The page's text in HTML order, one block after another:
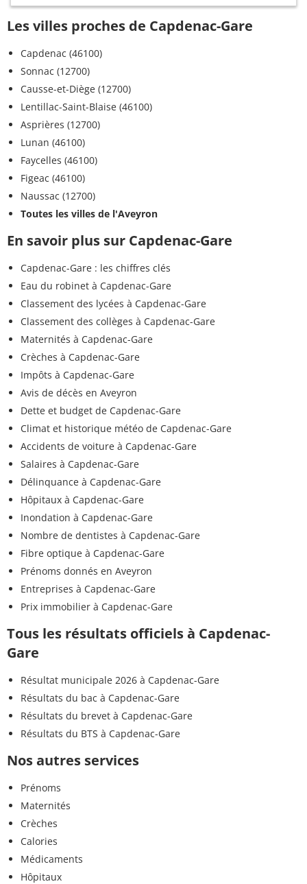
Les villes proches de Capdenac-Gare
Capdenac (46100)
Sonnac (12700)
Causse-et-Diège (12700)
Lentillac-Saint-Blaise (46100)
Asprières (12700)
Lunan (46100)
Faycelles (46100)
Figeac (46100)
Naussac (12700)
Toutes les villes de l'Aveyron
En savoir plus sur Capdenac-Gare
Capdenac-Gare : les chiffres clés
Eau du robinet à Capdenac-Gare
Classement des lycées à Capdenac-Gare
Classement des collèges à Capdenac-Gare
Maternités à Capdenac-Gare
Crèches à Capdenac-Gare
Impôts à Capdenac-Gare
Avis de décès en Aveyron
Dette et budget de Capdenac-Gare
Climat et historique météo de Capdenac-Gare
Accidents de voiture à Capdenac-Gare
Salaires à Capdenac-Gare
Délinquance à Capdenac-Gare
Hôpitaux à Capdenac-Gare
Inondation à Capdenac-Gare
Nombre de dentistes à Capdenac-Gare
Fibre optique à Capdenac-Gare
Prénoms donnés en Aveyron
Entreprises à Capdenac-Gare
Prix immobilier à Capdenac-Gare
Tous les résultats officiels à Capdenac-
Gare
Résultat municipale 2026 à Capdenac-Gare
Résultats du bac à Capdenac-Gare
Résultats du brevet à Capdenac-Gare
Résultats du BTS à Capdenac-Gare
Nos autres services
Prénoms
Maternités
Crèches
Calories
Médicaments
Hôpitaux